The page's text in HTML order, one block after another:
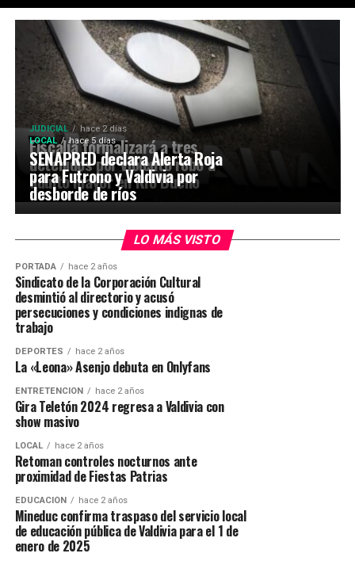
JUDICIAL hace 2 días
Fiscalía formalizará a tres
detenidos por violento robo a
adulto mayor en Río Bueno
LOCAL hace 5 días
SENAPRED declara Alerta Roja
para Futrono y Valdivia por
desborde de ríos
LO MÁS VISTO
PORTADA hace 2 años
Sindicato de la Corporación Cultural
desmintió al directorio y acusó
persecuciones y condiciones indignas de
trabajo
DEPORTES hace 2 años
La «Leona» Asenjo debuta en Onlyfans
ENTRETENCIÓN hace 2 años
Gira Teletón 2024 regresa a Valdivia con
show masivo
LOCAL hace 2 años
Retoman controles nocturnos ante
proximidad de Fiestas Patrias
EDUCACIÓN hace 2 años
Mineduc confirma traspaso del servicio local
de educación pública de Valdivia para el 1 de
enero de 2025